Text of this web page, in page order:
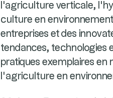
l'agriculture verticale,
culture en
entreprises et des
tendances, technologies
pratiques exemplaires en
l’agriculture en